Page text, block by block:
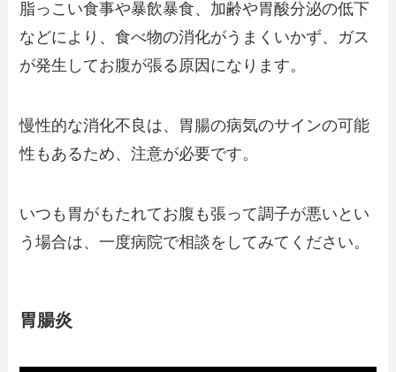
脂っこい食事や暴飲暴食、加齢や胃酸分泌の低下
などにより、食べ物の消化がうまくいかず、ガス
が発生してお腹が張る原因になります。
慢性的な消化不良は、胃腸の病気のサインの可能
性もあるため、注意が必要です。
いつも胃がもたれてお腹も張って調子が悪いとい
う場合は、一度病院で相談をしてみてください。
胃腸炎